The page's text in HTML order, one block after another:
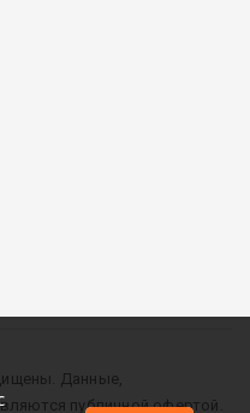
Данные,
публичной офертой.